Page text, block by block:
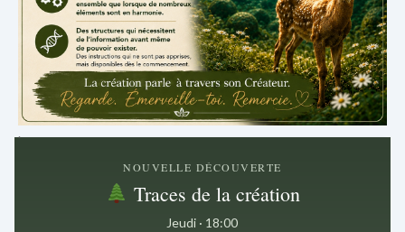
.
NOUVELLE DÉCOUVERTE
Traces de la création
Jeudi · 18:00